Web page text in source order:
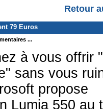
Retour
79 Euros
...
à vous offrir
sans vous
propose
Lumia 550 au